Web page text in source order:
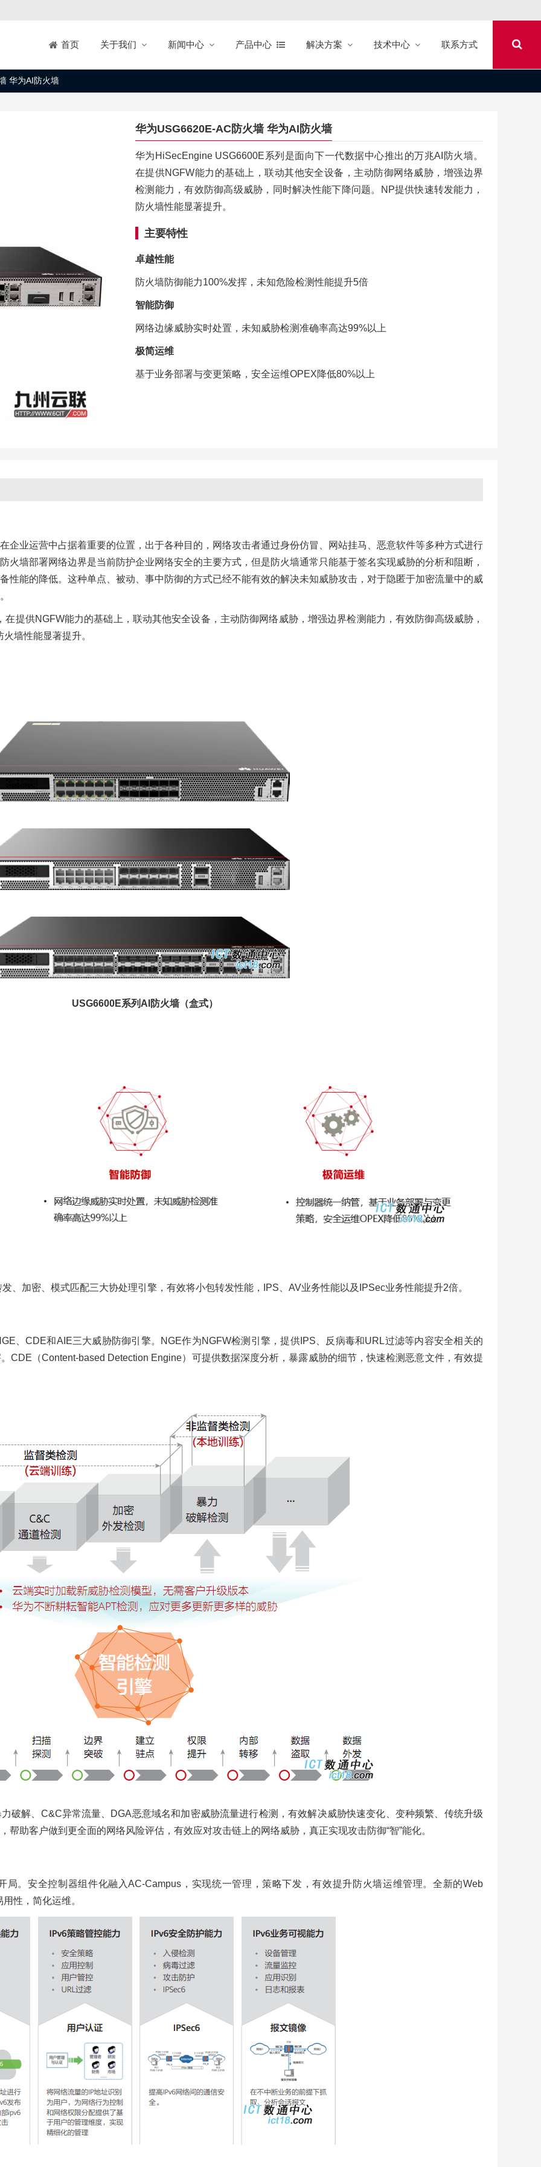
首页 关于我们 新闻中心 产品中心 解决方案 技术中心 联系方式
华为AI防火墙
华为USG6620E-AC防火墙 华为AI防火墙
华为HiSecEngine USG6600E系列是面向下一代数据中心推出的万兆AI防火墙。
在提供NGFW能力的基础上，联动其他安全设备，主动防御网络威胁，增强边界
检测能力，有效防御高级威胁，同时解决性能下降问题。NP提供快速转发能力，
防火墙性能显著提升。
主要特性
卓越性能
防火墙防御能力100%发挥，未知危险检测性能提升5倍
智能防御
网络边缘威胁实时处置，未知威胁检测准确率高达99%以上
极简运维
基于业务部署与变更策略，安全运维OPEX降低80%以上
企业运营中占据着重要的位置，出于各种目的，网络攻击者通过身份仿冒、网站挂马、恶意软件等多种方式进行
火墙部署网络边界是当前防护企业网络安全的主要方式，但是防火墙通常只能基于签名实现威胁的分析和阻断，
性能的降低。这种单点、被动、事中防御的方式已经不能有效的解决未知威胁攻击，对于隐匿于加密流量中的威
提供NGFW能力的基础上，联动其他安全设备，主动防御网络威胁，增强边界检测能力，有效防御高级威胁，
墙性能显著提升。
USG6600E系列AI防火墙（盒式）
、加密、模式匹配三大协处理引擎，有效将小包转发性能，IPS、AV业务性能以及IPSec业务性能提升2倍。
、CDE和AIE三大威胁防御引擎。NGE作为NGFW检测引擎，提供IPS、反病毒和URL过滤等内容安全相关的
CDE（Content-based Detection Engine）可提供数据深度分析，暴露威胁的细节，快速检测恶意文件，有效提
破解、C&C异常流量、DGA恶意域名和加密威胁流量进行检测，有效解决威胁快速变化、变种频繁、传统升级
助客户做到更全面的网络风险评估，有效应对攻击链上的网络威胁，真正实现攻击防御“智”能化。
局。安全控制器组件化融入AC-Campus，实现统一管理，策略下发，有效提升防火墙运维管理。全新的Web
性，简化运维。